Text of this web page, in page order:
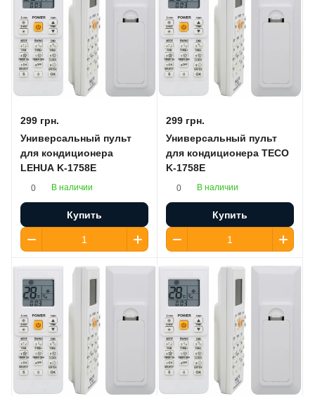
299 грн.
Универсальный пульт
для кондиционера
LEHUA K-1758E
0 В наличии
Купить
299 грн.
Универсальный пульт
для кондиционера TECO
K-1758E
0 В наличии
Купить